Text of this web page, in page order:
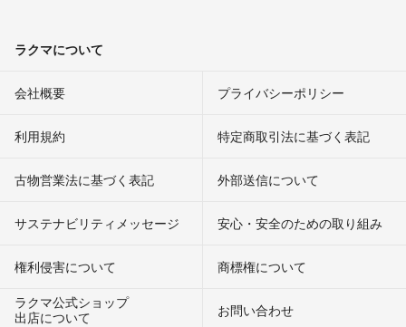
ラクマについて
会社概要 プライバシーポリシー
利用規約 特定商取引法に基づく表記
古物営業法に基づく表記 外部送信について
サステナビリティメッセージ 安心・安全のための取り組み
権利侵害について
商標権について
ラクマ公式ショップ
出店について
お問い合わせ